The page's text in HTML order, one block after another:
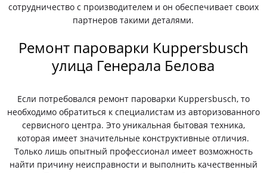
сотрудничество с производителем и он обеспечивает своих
партнеров такими деталями.
Ремонт пароварки Kuppersbusch
улица Генерала Белова
Если потребовался ремонт пароварки Kuppersbusch, то
необходимо обратиться к специалистам из авторизованного
сервисного центра. Это уникальная бытовая техника,
которая имеет значительные конструктивные отличия.
Только лишь опытный профессионал имеет возможность
найти причину неисправности и выполнить качественный